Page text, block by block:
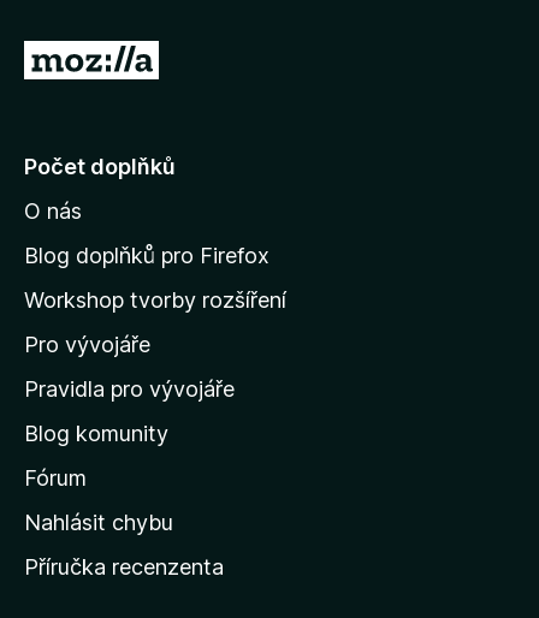
P
j
t
n
d
o
m
v
s
k
u
Počet doplňků
O nás
Blog doplňků pro Firefox
Workshop tvorby rozšíření
Pro vývojáře
Pravidla pro vývojáře
Blog komunity
Fórum
Nahlásit chybu
Příručka recenzenta